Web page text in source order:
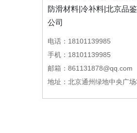
防滑材料|冷补料|北京品
公司
电话：18101139985
手机：18101139985
邮箱：861131878@qq.com
地址：北京通州绿地中央广